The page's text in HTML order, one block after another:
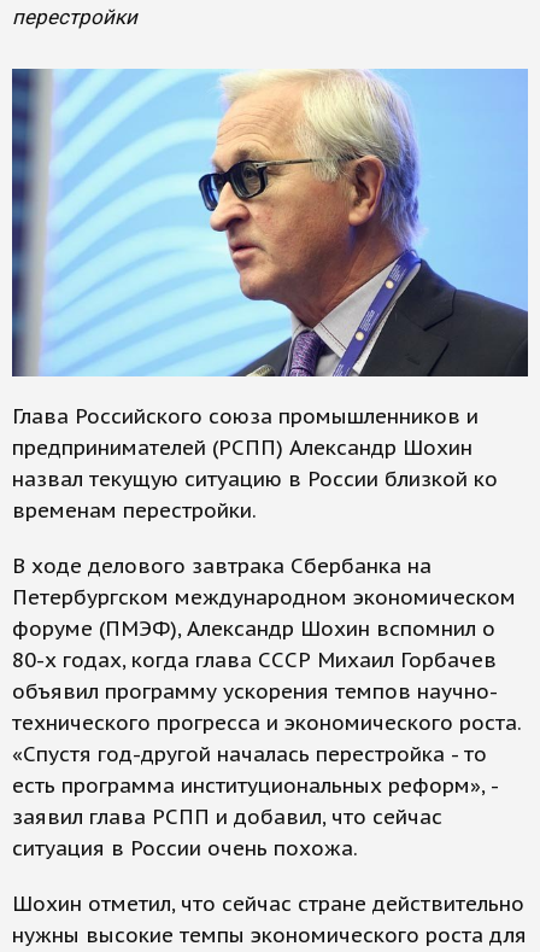
перестройки
Глава Российского союза промышленников и
предпринимателей (РСПП) Александр Шохин
назвал текущую ситуацию в России близкой ко
временам перестройки.
В ходе делового завтрака Сбербанка на
Петербургском международном экономическом
форуме (ПМЭФ), Александр Шохин вспомнил о
80-х годах, когда глава СССР Михаил Горбачев
объявил программу ускорения темпов научно-
технического прогресса и экономического роста.
«Спустя год-другой началась перестройка - то
есть программа институциональных реформ», -
заявил глава РСПП и добавил, что сейчас
ситуация в России очень похожа.
Шохин отметил, что сейчас стране действительно
нужны высокие темпы экономического роста для